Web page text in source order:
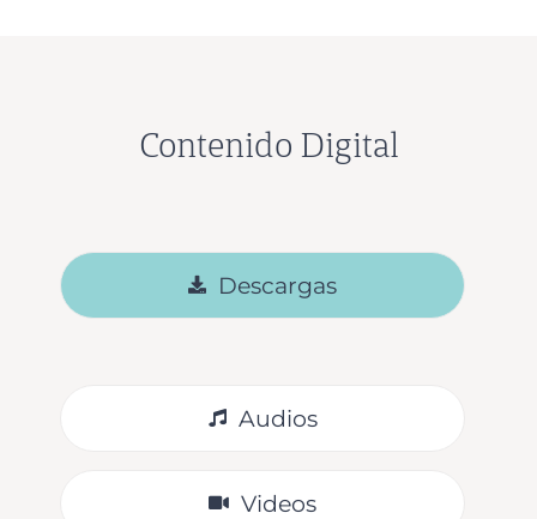
Contenido Digital
Descargas
Audios
Videos